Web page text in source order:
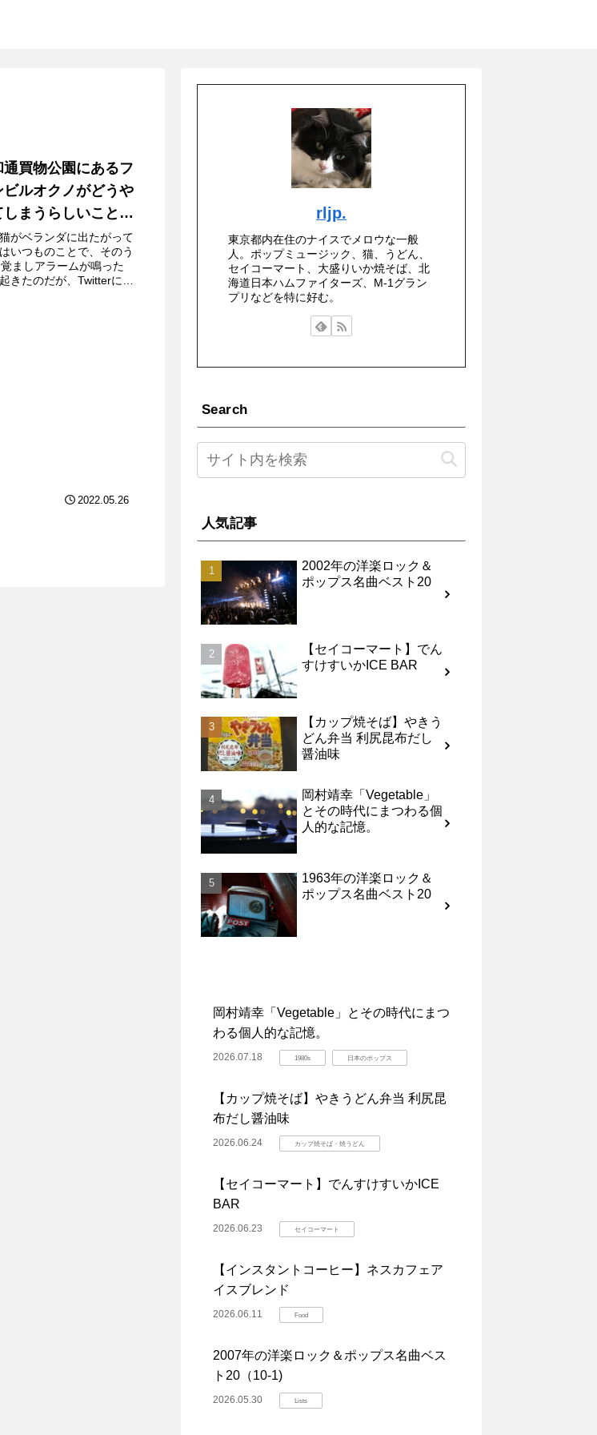
通買物公園にあるフ
ビルオクノがどうや
しまうらしいことに
がベランダに出たがって
いつものことで、そのう
ましアラームが鳴った
きたのだが、Twitterに
2022.05.26
rljp.
東京都内在住のナイスでメロウな一般
人。ポップミュージック、猫、うどん、
セイコーマート、大盛りいか焼そば、北
海道日本ハムファイターズ、M-1グラン
プリなどを特に好む。
Search
人気記事
2002年の洋楽ロック＆
ポップス名曲ベスト20
【セイコーマート】でん
すけすいかICE BAR
【カップ焼そば】やきう
どん弁当 利尻昆布だし
醤油味
岡村靖幸「Vegetable」
とその時代にまつわる個
人的な記憶。
1963年の洋楽ロック＆
ポップス名曲ベスト20
岡村靖幸「Vegetable」とその時代にまつ
わる個人的な記憶。
2026.07.18 1980s 日本のポップス
【カップ焼そば】やきうどん弁当 利尻昆
布だし醤油味
2026.06.24 カップ焼そば・焼うどん
【セイコーマート】でんすけすいかICE
BAR
2026.06.23 セイコーマート
【インスタントコーヒー】ネスカフェア
イスブレンド
2026.06.11 Food
2007年の洋楽ロック＆ポップス名曲ベス
ト20（10-1)
2026.05.30 Lists